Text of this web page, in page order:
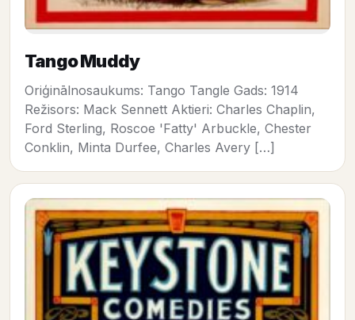
Tango Muddy
Oriģinālnosaukums: Tango Tangle Gads: 1914
Režisors: Mack Sennett Aktieri: Charles Chaplin,
Ford Sterling, Roscoe 'Fatty' Arbuckle, Chester
Conklin, Minta Durfee, Charles Avery […]